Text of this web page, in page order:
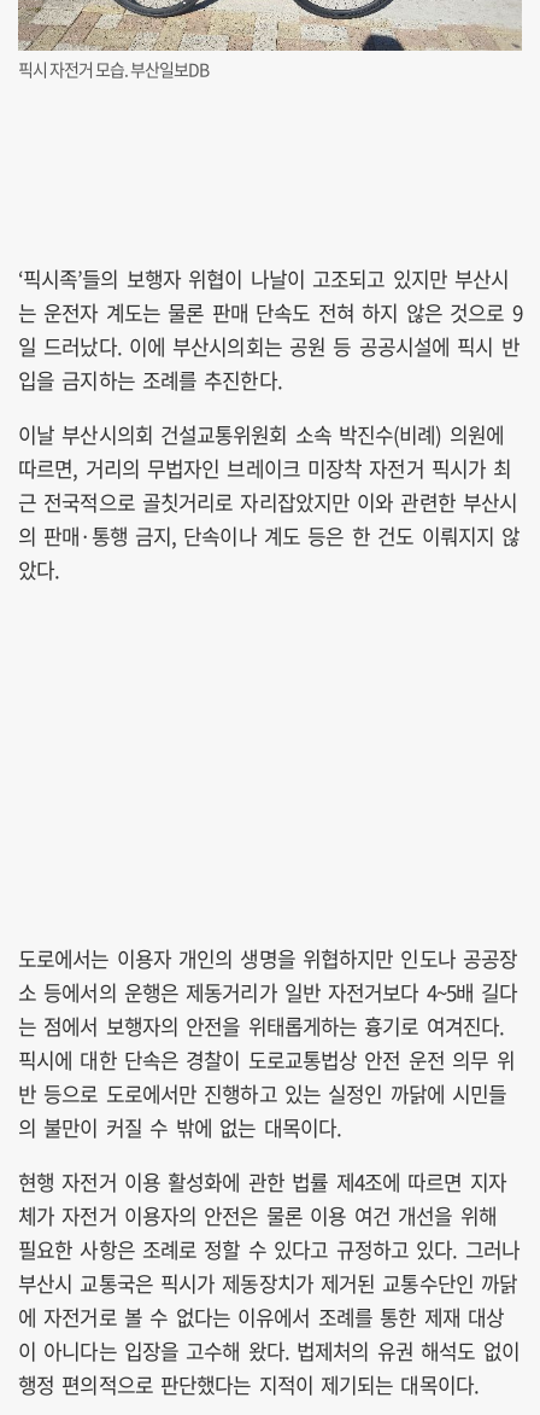
픽시 자전거 모습. 부산일보DB
‘픽시족’들의 보행자 위협이 나날이 고조되고 있지만 부산시
는 운전자 계도는 물론 판매 단속도 전혀 하지 않은 것으로 9
일 드러났다. 이에 부산시의회는 공원 등 공공시설에 픽시 반
입을 금지하는 조례를 추진한다.
이날 부산시의회 건설교통위원회 소속 박진수(비례) 의원에
따르면, 거리의 무법자인 브레이크 미장착 자전거 픽시가 최
근 전국적으로 골칫거리로 자리잡았지만 이와 관련한 부산시
의 판매·통행 금지, 단속이나 계도 등은 한 건도 이뤄지지 않
았다.
도로에서는 이용자 개인의 생명을 위협하지만 인도나 공공장
소 등에서의 운행은 제동거리가 일반 자전거보다 4~5배 길다
는 점에서 보행자의 안전을 위태롭게하는 흉기로 여겨진다.
픽시에 대한 단속은 경찰이 도로교통법상 안전 운전 의무 위
반 등으로 도로에서만 진행하고 있는 실정인 까닭에 시민들
의 불만이 커질 수 밖에 없는 대목이다.
현행 자전거 이용 활성화에 관한 법률 제4조에 따르면 지자
체가 자전거 이용자의 안전은 물론 이용 여건 개선을 위해
필요한 사항은 조례로 정할 수 있다고 규정하고 있다. 그러나
부산시 교통국은 픽시가 제동장치가 제거된 교통수단인 까닭
에 자전거로 볼 수 없다는 이유에서 조례를 통한 제재 대상
이 아니다는 입장을 고수해 왔다. 법제처의 유권 해석도 없이
행정 편의적으로 판단했다는 지적이 제기되는 대목이다.